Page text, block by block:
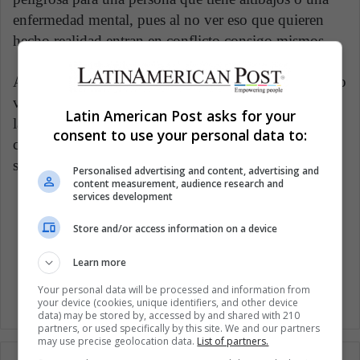
enfermedad mental, pues al no ver eso que quieren
hecho realidad entran en conflicto consigo mismos.
Acudir a un profesional, ya sea de manera presencial o
virtual es de suma importancia. Asimismo, revisar si
las apps que se usan como herramientas
complementarias sí son las adecuadas es algo que no
se puede dejar de lado.
Latin American Post asks for your
consent to use your personal data to:
Personalised advertising and content, advertising and
content measurement, audience research and
services development
Store and/or access information on a device
Learn more
Your personal data will be processed and information from
your device (cookies, unique identifiers, and other device
data) may be stored by, accessed by and shared with 210
partners, or used specifically by this site. We and our partners
may use precise geolocation data. List of partners.